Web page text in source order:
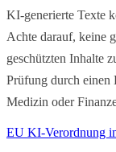
KI-generierte Texte
Achte darauf, keine
geschützten Inhalte
Prüfung durch einen
Medizin oder
EU KI-Verordnung